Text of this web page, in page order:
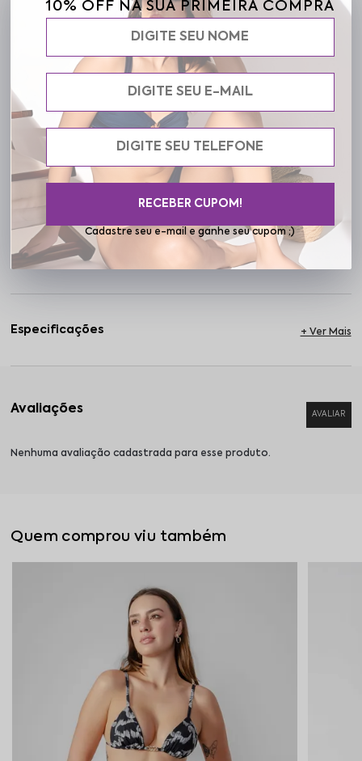
piscina, com desempenho equilibrado para quem procura maiô
suave e modelagem que realça o busto com naturalidade. As tiras
cruzadas nas costas criam um desenho que valoriza as curvas e
traz um toque sofisticado. A estampa de ondas em cores
contrastantes reforça o visual marcante da peça. Perfeito para o
clima quente brasileiro, o Maiô Ipanema acompanha você em
mergulhos, passeios e produções casuais. Ele também funciona
como body para montar looks frescos e estilosos em dias de
verão. Inspirado na energia solar e na liberdade de ser você, o
Ipanema celebra sua autenticidade. Frelith acredita que sentir-se
linda é o primeiro passo para viver cada momento com
Cuidados
Especificações
Nenhuma avaliação cadastrada para esse produto.
Quem comprou viu também
10% OFF NA SUA PRIMEIRA COMPRA
Cadastre seu e-mail e ganhe seu cupom ;)
RECEBER CUPOM!